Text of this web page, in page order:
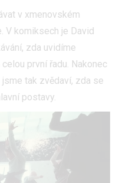
v xmenovském
V komiksech je David
zda uvidíme
první řadu. Nakonec
tak zvědaví, zda se
postavy.